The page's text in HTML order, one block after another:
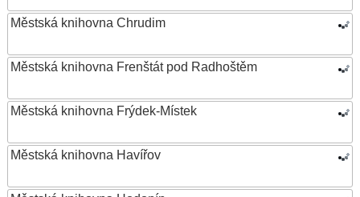
Městská knihovna Chrudim
Městská knihovna Frenštát pod Radhoštěm
Městská knihovna Frýdek-Místek
Městská knihovna Havířov